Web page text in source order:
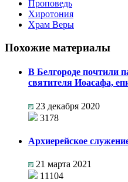
Проповедь
Хиротония
Храм Веры
Похожие материалы
В Белгороде почтили
святителя Иоасафа,
23 декабря 2020
3178
Архиерейское
21 марта 2021
11104